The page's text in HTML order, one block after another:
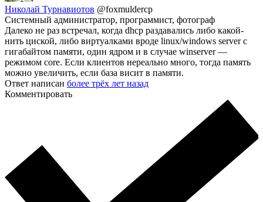
Николай Турнавиотов @foxmuldercp
Системный администратор, программист, фотограф
Далеко не раз встречал, когда dhcp раздавались либо какой-
нить циской, либо виртуалками вроде linux/windows server с
гигабайтом памяти, один ядром и в случае winserver —
режимом core. Если клиентов нереально много, тогда память
можно увеличить, если база висит в памяти.
Ответ написан более трёх лет назад
Комментировать